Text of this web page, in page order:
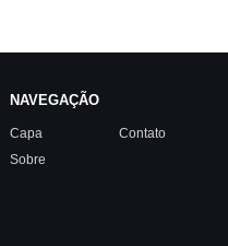
NAVEGAÇÃO
Capa
Sobre
Contato